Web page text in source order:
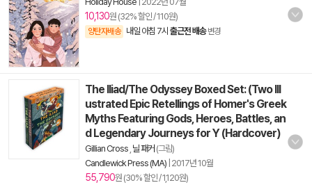
10,130원 (32% 할인 / 110원)
양탄자배송 내일 아침 7시 출근전 배송 변경
The Iliad/The Odyssey Boxed Set: (Two Ill
ustrated Epic Retellings of Homer's Greek
Myths Featuring Gods, Heroes, Battles, an
d Legendary Journeys for Y (Hardcover)
Gillian Cross 닐 패커 (그림)
Candlewick Press (MA) 2017년 10월
55,790원 (30% 할인 / 1,120원)